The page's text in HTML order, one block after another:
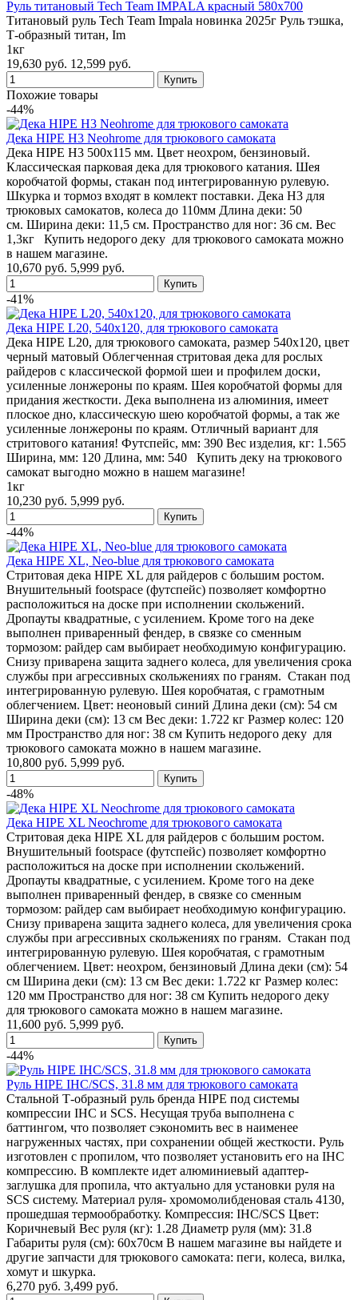
Руль титановый Tech Team IMPALA красный 580x700
Титановый руль Tech Team Impala новинка 2025г Руль тэшка,
Т-образный титан, Im
1кг
19,630 руб. 12,599 руб.
Похожие товары
-44%
Дека HIPE H3 Neohrome для трюкового самоката
Дека HIPE H3 500х115 мм. Цвет неохром, бензиновый.
Классическая парковая дека для трюкового катания. Шея
коробчатой формы, стакан под интегрированную рулевую.
Шкурка и тормоз входят в комлект поставки. Дека H3 для
трюковых самокатов, колеса до 110мм Длина деки: 50
см. Ширина деки: 11,5 см. Пространство для ног: 36 см. Вес
1,3кг Купить недорого деку для трюкового самоката можно
в нашем магазине.
10,670 руб. 5,999 руб.
-41%
Дека HIPE L20, 540х120, для трюкового самоката
Дека HIPE L20, для трюкового самоката, размер 540х120, цвет
черный матовый Облегченная стритовая дека для рослых
райдеров с классической формой шеи и профилем доски,
усиленные лонжероны по краям. Шея коробчатой формы для
придания жесткости. Дека выполнена из алюминия, имеет
плоское дно, классическую шею коробчатой формы, а так же
усиленные лонжероны по краям. Отличный вариант для
стритового катания! Футспейс, мм: 390 Вес изделия, кг: 1.565
Ширина, мм: 120 Длина, мм: 540 Купить деку на трюкового
самокат выгодно можно в нашем магазине!
1кг
10,230 руб. 5,999 руб.
-44%
Дека HIPE XL, Neo-blue для трюкового самоката
Стритовая дека HIPE XL для райдеров с большим ростом.
Внушительный footspace (футспейс) позволяет комфортно
расположиться на доске при исполнении скольжений.
Дропауты квадратные, с усилением. Кроме того на деке
выполнен приваренный фендер, в связке со сменным
тормозом: райдер сам выбирает необходимую конфигурацию.
Снизу приварена защита заднего колеса, для увеличения срока
службы при агрессивных скольжениях по граням. Стакан под
интегрированную рулевую. Шея коробчатая, с грамотным
облегчением. Цвет: неоновый синий Длина деки (см): 54 см
Ширина деки (см): 13 см Вес деки: 1.722 кг Размер колес: 120
мм Пространство для ног: 38 см Купить недорого деку для
трюкового самоката можно в нашем магазине.
10,800 руб. 5,999 руб.
-48%
Дека HIPE XL Neochrome для трюкового самоката
Стритовая дека HIPE XL для райдеров с большим ростом.
Внушительный footspace (футспейс) позволяет комфортно
расположиться на доске при исполнении скольжений.
Дропауты квадратные, с усилением. Кроме того на деке
выполнен приваренный фендер, в связке со сменным
тормозом: райдер сам выбирает необходимую конфигурацию.
Снизу приварена защита заднего колеса, для увеличения срока
службы при агрессивных скольжениях по граням. Стакан под
интегрированную рулевую. Шея коробчатая, с грамотным
облегчением. Цвет: неохром, бензиновый Длина деки (см): 54
см Ширина деки (см): 13 см Вес деки: 1.722 кг Размер колес:
120 мм Пространство для ног: 38 см Купить недорого деку
для трюкового самоката можно в нашем магазине.
11,600 руб. 5,999 руб.
-44%
Руль HIPE IHC/SCS, 31.8 мм для трюкового самоката
Стальной Т-образный руль бренда HIPE под системы
компрессии IHC и SCS. Несущая труба выполнена с
баттингом, что позволяет сэкономить вес в наименее
нагруженных частях, при сохранении общей жесткости. Руль
изготовлен с пропилом, что позволяет установить его на IHC
компрессию. В комплекте идет алюминиевый адаптер-
заглушка для пропила, что актуально для установки руля на
SCS систему. Материал руля- хромомолибденовая сталь 4130,
прошедшая термообработку. Компрессия: IHC/SCS Цвет:
Коричневый Вес руля (кг): 1.28 Диаметр руля (мм): 31.8
Габариты руля (см): 60х70см В нашем магазине вы найдете и
другие запчасти для трюкового самоката: пеги, колеса, вилка,
хомут и шкурка.
6,270 руб. 3,499 руб.